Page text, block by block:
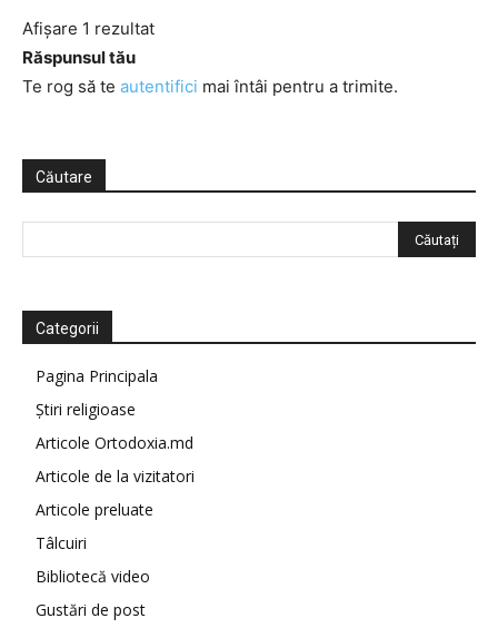
Afișare 1 rezultat
Răspunsul tău
Te rog să te autentifici mai întâi pentru a trimite.
Căutare
Categorii
Pagina Principala
Știri religioase
Articole Ortodoxia.md
Articole de la vizitatori
Articole preluate
Tâlcuiri
Bibliotecă video
Gustări de post